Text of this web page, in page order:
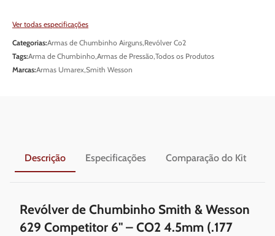
Ver todas especificações
Categorias:Armas de Chumbinho Airguns,Revólver Co2
Tags:Arma de Chumbinho,Armas de Pressão,Todos os Produtos
Marcas:Armas Umarex,Smith Wesson
Descrição Especificações Comparação do Kit
Revólver de Chumbinho Smith & Wesson
629 Competitor 6" – CO2 4.5mm (.177